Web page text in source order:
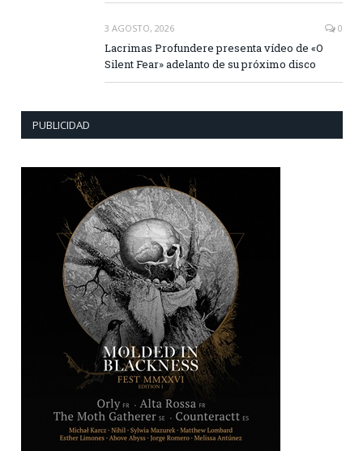
3 AGOSTO, 2026 0
Lacrimas Profundere presenta vídeo de «O
Silent Fear» adelanto de su próximo disco
PUBLICIDAD